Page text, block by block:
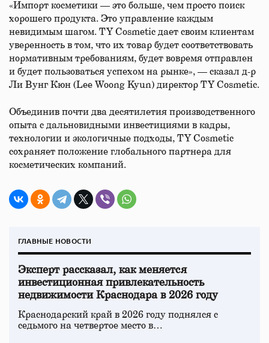
«Импорт косметики — это больше, чем просто поиск
хорошего продукта. Это управление каждым
невидимым шагом. TY Cosmetic дает своим клиентам
уверенность в том, что их товар будет соответствовать
нормативным требованиям, будет вовремя отправлен
и будет пользоваться успехом на рынке», — сказал д-р
Ли Вунг Кюн (Lee Woong Kyun) директор TY Cosmetic.
Объединив почти два десятилетия производственного
опыта с дальновидными инвестициями в кадры,
технологии и экологичные подходы, TY Cosmetic
сохраняет положение глобального партнера для
косметических компаний.
ГЛАВНЫЕ НОВОСТИ
Эксперт рассказал, как меняется
инвестиционная привлекательность
недвижимости Краснодара в 2026 году
Краснодарский край в 2026 году поднялся с
седьмого на четвертое место в…